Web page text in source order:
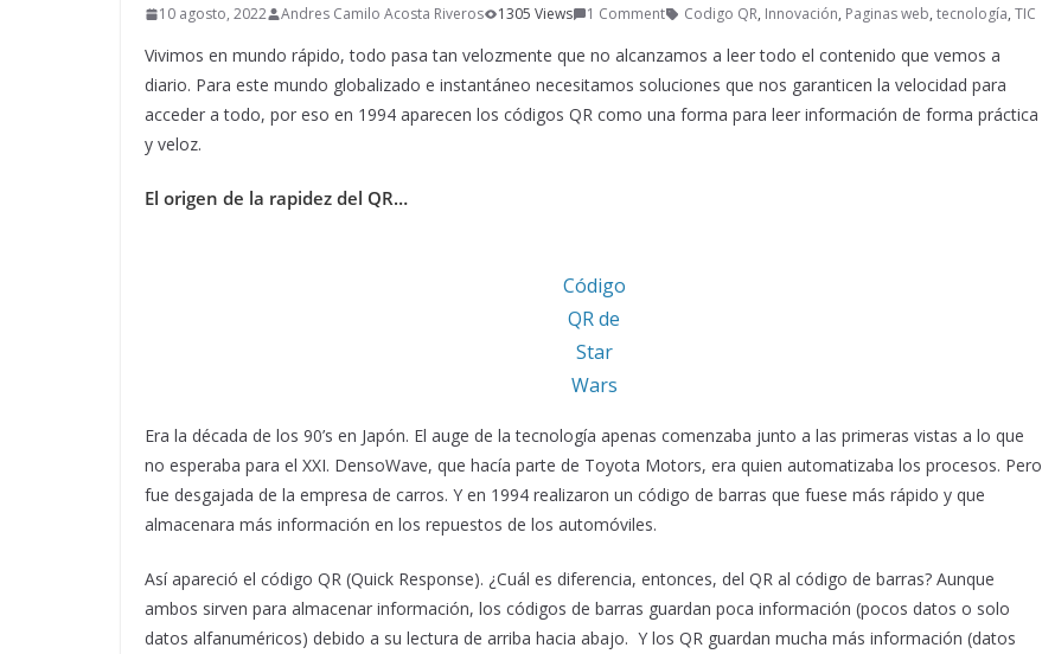
10 agosto, 2022 Andres Camilo Acosta Riveros 1305 Views 1 Comment Codigo QR, Innovación, Paginas web, tecnología, TIC
Vivimos en mundo rápido, todo pasa tan velozmente que no alcanzamos a leer todo el contenido que vemos a
diario. Para este mundo globalizado e instantáneo necesitamos soluciones que nos garanticen la velocidad para
acceder a todo, por eso en 1994 aparecen los códigos QR como una forma para leer información de forma práctica
y veloz.
El origen de la rapidez del QR…
Código
QR de
Star
Wars
Era la década de los 90’s en Japón. El auge de la tecnología apenas comenzaba junto a las primeras vistas a lo que
no esperaba para el XXI. DensoWave, que hacía parte de Toyota Motors, era quien automatizaba los procesos. Pero
fue desgajada de la empresa de carros. Y en 1994 realizaron un código de barras que fuese más rápido y que
almacenara más información en los repuestos de los automóviles.
Así apareció el código QR (Quick Response). ¿Cuál es diferencia, entonces, del QR al código de barras? Aunque
ambos sirven para almacenar información, los códigos de barras guardan poca información (pocos datos o solo
datos alfanuméricos) debido a su lectura de arriba hacia abajo. Y los QR guardan mucha más información (datos